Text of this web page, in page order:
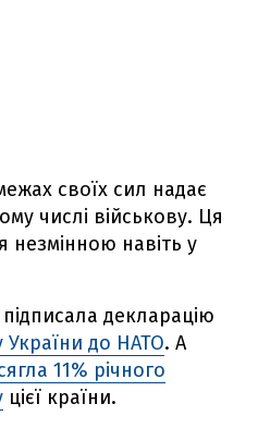
своїх сил надає
числі військову. Ця
незмінною навіть у
декларацію
України до НАТО. А
11% річного
цієї країни.